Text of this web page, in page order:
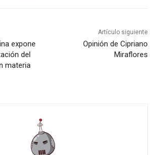
expone
del
materia
Artículo siguiente
Opinión de Cipriano
Miraflores